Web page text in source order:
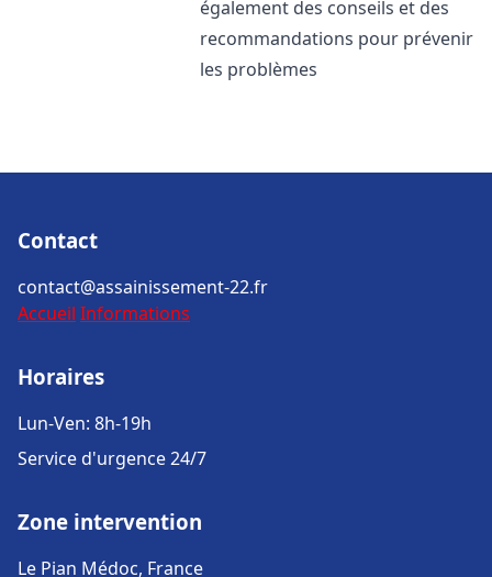
également des conseils et des
recommandations pour prévenir
les problèmes
Contact
contact@assainissement-22.fr
Accueil Informations
Horaires
Lun-Ven: 8h-19h
Service d'urgence 24/7
Zone intervention
Le Pian Médoc, France